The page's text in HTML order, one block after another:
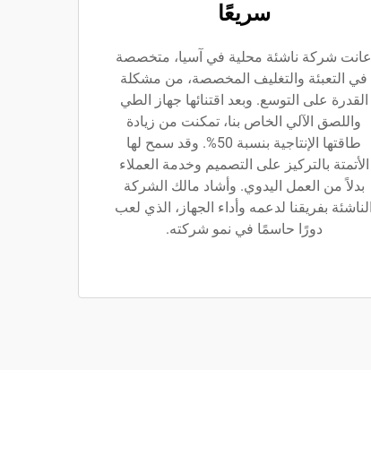
سريعًا
عانت شركة ناشئة محلية في آسيا، متخصصة
في التعبئة والتغليف المخصصة، من مشكلة
القدرة على التوسع. وبعد اقتنائها جهاز الطي
واللصق الآلي الخاص بنا، تمكنت من زيادة
طاقتها الإنتاجية بنسبة 50%. وقد سمح لها
الأتمتة بالتركيز على التصميم وخدمة العملاء
بدلاً من العمل اليدوي. وأشاد مالك الشركة
الناشئة بفريقنا لدعمه وأداء الجهاز، الذي لعب
دورًا حاسمًا في نمو شركته.